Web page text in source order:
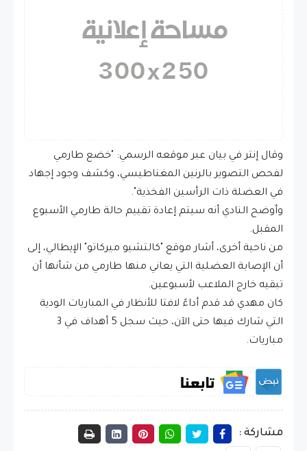
وقال إنتر في بيان عبر موقعه الرسمي: "خضع طارمي
لفحص التصوير بالرنين المغناطيسي، وكشف وجود إجهاد
في العضلة ذات الرأسين الفخذية".
وأوضح النادي أنه سيتم إعادة تقييم حالة طارمي الأسبوع
المقبل.
من ناحية أخرى، أشار موقع "كالتشيو ميركاتو" الإيطالي، إلى
أن الإصابة العضلية التي يعاني منها طارمي من شأنها أن
تبقيه خارج الملاعب لأسبوعين.
كان مهدي قد قدم أداءً لافتا للأنظار في المباريات الودية
التي شارك فيها حتى الآن، حيث سجل 5 أهداف في 3
مباريات.
مشاركة :